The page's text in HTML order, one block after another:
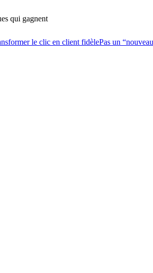
qui gagnent
le clic en client fidèlePas un